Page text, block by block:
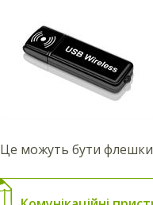
Це можуть бути флешки,